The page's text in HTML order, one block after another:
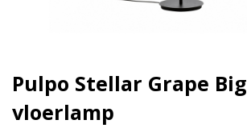
Pulpo Stellar Grape Big
vloerlamp